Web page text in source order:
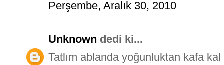
Perşembe, Aralık 30, 2010
Unknown dedi ki...
Tatlım ablanda yoğunluktan kafa kal